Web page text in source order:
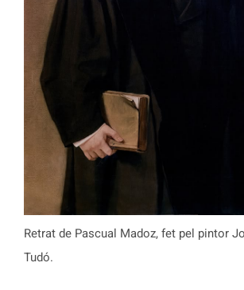
Retrat de Pascual Madoz, fet pel pintor
Tudó.